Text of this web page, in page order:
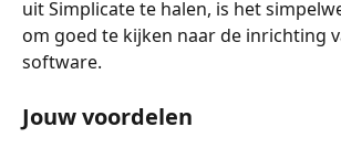
uit Simplicate te halen, is het
om goed te kijken naar de inrichting
software.
Jouw voordelen